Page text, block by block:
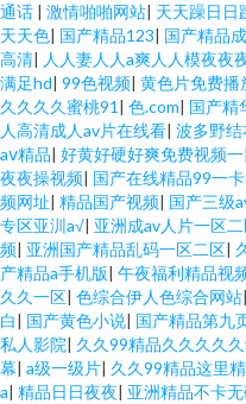
通话 | 激情啪啪网站| 天天躁日日
天天色| 国产精品123| 国产精品
高清| 人人妻人人a爽人人模夜夜
满足hd| 99色视频| 黄色片免费播
久久久久蜜桃91 | 色.com| 国产精
人高清成人av片在线看| 波多野
aⅴ精品| 好黄好硬好爽免费视频一|
夜夜操视频| 国产在线精品99一
频网址| 精品国产视频| 国产三级
专区亚汌a√| 亚洲成av人片一区
频| 亚洲国产精品乱码一区二区|
产精品a手机版| 午夜福利精品视
久久一区| 色综合伊人色综合网站|
白| 国产黄色小说| 国产精品第九
私人影院| 久久99精品久久久久
幕| a级一级片| 久久99精品这里
a| 精品日日夜夜| 亚洲精品不卡